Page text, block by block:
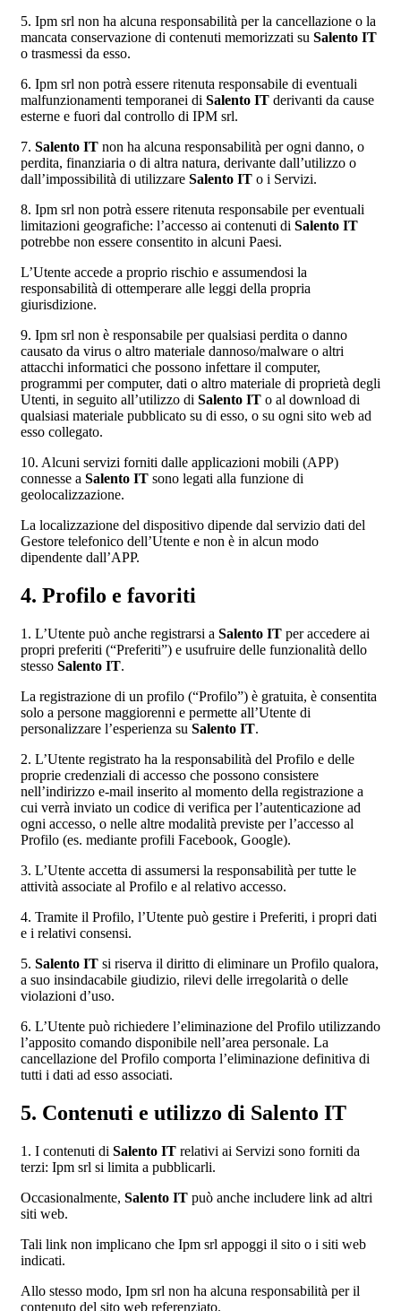
5. Ipm srl non ha alcuna responsabilità per la cancellazione o la
mancata conservazione di contenuti memorizzati su Salento IT
o trasmessi da esso.
6. Ipm srl non potrà essere ritenuta responsabile di eventuali
malfunzionamenti temporanei di Salento IT derivanti da cause
esterne e fuori dal controllo di IPM srl.
7. Salento IT non ha alcuna responsabilità per ogni danno, o
perdita, finanziaria o di altra natura, derivante dall’utilizzo o
dall’impossibilità di utilizzare Salento IT o i Servizi.
8. Ipm srl non potrà essere ritenuta responsabile per eventuali
limitazioni geografiche: l’accesso ai contenuti di Salento IT
potrebbe non essere consentito in alcuni Paesi.
L’Utente accede a proprio rischio e assumendosi la
responsabilità di ottemperare alle leggi della propria
giurisdizione.
9. Ipm srl non è responsabile per qualsiasi perdita o danno
causato da virus o altro materiale dannoso/malware o altri
attacchi informatici che possono infettare il computer,
programmi per computer, dati o altro materiale di proprietà degli
Utenti, in seguito all’utilizzo di Salento IT o al download di
qualsiasi materiale pubblicato su di esso, o su ogni sito web ad
esso collegato.
10. Alcuni servizi forniti dalle applicazioni mobili (APP)
connesse a Salento IT sono legati alla funzione di
geolocalizzazione.
La localizzazione del dispositivo dipende dal servizio dati del
Gestore telefonico dell’Utente e non è in alcun modo
dipendente dall’APP.
4. Profilo e favoriti
1. L’Utente può anche registrarsi a Salento IT per accedere ai
propri preferiti (“Preferiti”) e usufruire delle funzionalità dello
stesso Salento IT.
La registrazione di un profilo (“Profilo”) è gratuita, è consentita
solo a persone maggiorenni e permette all’Utente di
personalizzare l’esperienza su Salento IT.
2. L’Utente registrato ha la responsabilità del Profilo e delle
proprie credenziali di accesso che possono consistere
nell’indirizzo e-mail inserito al momento della registrazione a
cui verrà inviato un codice di verifica per l’autenticazione ad
ogni accesso, o nelle altre modalità previste per l’accesso al
Profilo (es. mediante profili Facebook, Google).
3. L’Utente accetta di assumersi la responsabilità per tutte le
attività associate al Profilo e al relativo accesso.
4. Tramite il Profilo, l’Utente può gestire i Preferiti, i propri dati
e i relativi consensi.
5. Salento IT si riserva il diritto di eliminare un Profilo qualora,
a suo insindacabile giudizio, rilevi delle irregolarità o delle
violazioni d’uso.
6. L’Utente può richiedere l’eliminazione del Profilo utilizzando
l’apposito comando disponibile nell’area personale. La
cancellazione del Profilo comporta l’eliminazione definitiva di
tutti i dati ad esso associati.
5. Contenuti e utilizzo di Salento IT
1. I contenuti di Salento IT relativi ai Servizi sono forniti da
terzi: Ipm srl si limita a pubblicarli.
Occasionalmente, Salento IT può anche includere link ad altri
siti web.
Tali link non implicano che Ipm srl appoggi il sito o i siti web
indicati.
Allo stesso modo, Ipm srl non ha alcuna responsabilità per il
contenuto del sito web referenziato.